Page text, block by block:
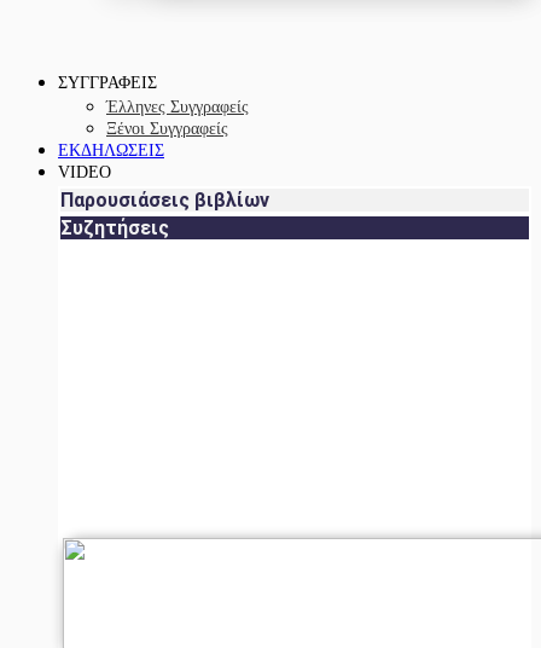
ΣΥΓΓΡΑΦΕΙΣ
Έλληνες Συγγραφείς
Ξένοι Συγγραφείς
ΕΚΔΗΛΩΣΕΙΣ
VIDEO
Παρουσιάσεις βιβλίων
Συζητήσεις